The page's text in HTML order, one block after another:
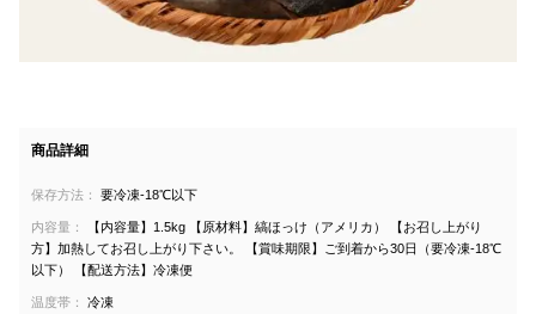
商品詳細
保存方法： 要冷凍-18℃以下
内容量：
【内容量】1.5kg 【原材料】縞ほっけ（アメリカ） 【お召し上がり
方】加熱してお召し上がり下さい。 【賞味期限】ご到着から30日（要冷凍-18℃
以下） 【配送方法】冷凍便
温度帯： 冷凍